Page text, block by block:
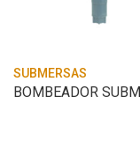
SUBMERSAS